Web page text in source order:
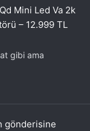
Mini Led Va 2k
– 12.999 TL
gibi ama
gönderisine